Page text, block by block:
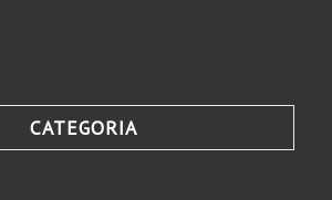
CATEGORIA